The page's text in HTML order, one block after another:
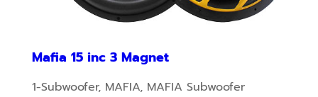
Mafia 15 inc 3 Magnet
1-Subwoofer, MAFIA, MAFIA Subwoofer